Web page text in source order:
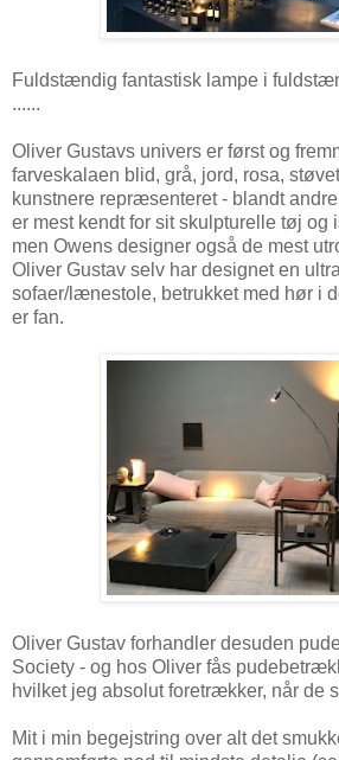
Fuldstændig fantastisk lampe i
......
Oliver Gustavs univers er først og
farveskalaen blid, grå, jord, rosa,
kunstnere repræsenteret - blandt
er mest kendt for sit skulpturelle tøj
men Owens designer også de mest
Oliver Gustav selv har designet en
sofaer/lænestole, betrukket med hør i
er fan.
Oliver Gustav forhandler desuden
Society - og hos Oliver fås
hvilket jeg absolut foretrækker, når de
Mit i min begejstring over alt det